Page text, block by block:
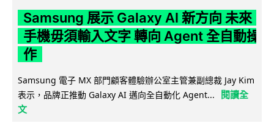
Samsung 展示 Galaxy AI 新方向 未來
手機毋須輸入文字 轉向 Agent 全自動操
作
Samsung 電子 MX 部門顧客體驗辦公室主管兼副總裁 Jay Kim
表示，品牌正推動 Galaxy AI 邁向全自動化 Agent...
閱讀全
文